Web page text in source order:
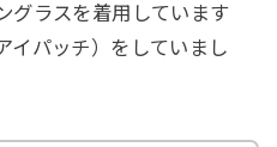
グラスを着用しています
イパッチ）をしていまし